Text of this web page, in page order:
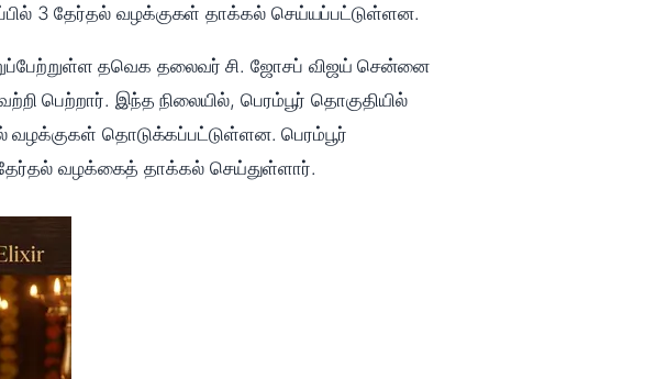
3 தேர்தல் வழக்குகள் தாக்கல் செய்யப்பட்டுள்ளன.
தவெக தலைவர் சி. ஜோசப் விஜய் சென்னை
பெற்றார். இந்த நிலையில், பெரம்பூர் தொகுதியில்
வழக்குகள் தொடுக்கப்பட்டுள்ளன. பெரம்பூர்
தேர்தல் வழக்கைத் தாக்கல் செய்துள்ளார்.